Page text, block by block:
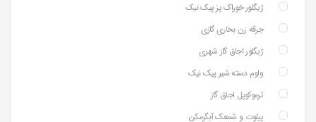
ژیگلور خوراک پز پیک نیک
جرقه زن بخاری گازی
ژیگلور اجاق گاز شهری
ولوم دسته شیر پیک نیک
ترموکوپل اجاق گاز
پیلوت و شمعک آبگرمکن